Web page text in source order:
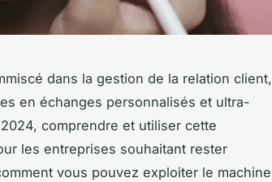
dans la gestion de la relation client,
en échanges personnalisés et ultra-
comprendre et utiliser cette
les entreprises souhaitant rester
vous pouvez exploiter le machine